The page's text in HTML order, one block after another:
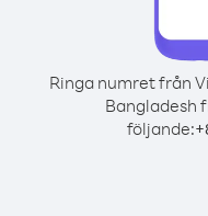
Ringa numret från
Bangladesh
följande:+